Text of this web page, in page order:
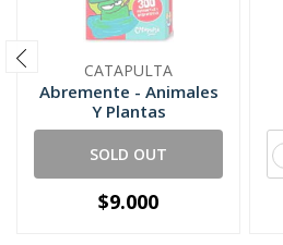
CATAPULTA
Abremente - Animales
Y Plantas
SOLD OUT
$9.000